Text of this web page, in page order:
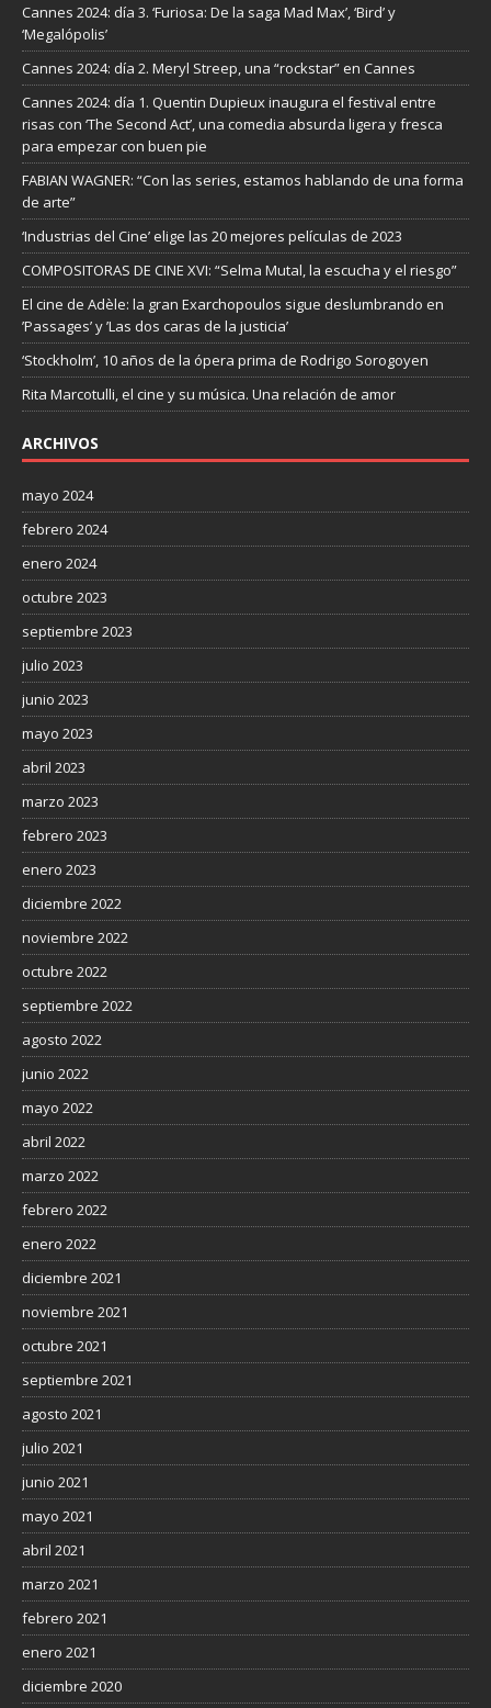
Cannes 2024: día 3. ‘Furiosa: De la saga Mad Max’, ‘Bird’ y
‘Megalópolis’
Cannes 2024: día 2. Meryl Streep, una “rockstar” en Cannes
Cannes 2024: día 1. Quentin Dupieux inaugura el festival entre
risas con ‘The Second Act’, una comedia absurda ligera y fresca
para empezar con buen pie
FABIAN WAGNER: “Con las series, estamos hablando de una forma
de arte”
‘Industrias del Cine’ elige las 20 mejores películas de 2023
COMPOSITORAS DE CINE XVI: “Selma Mutal, la escucha y el riesgo”
El cine de Adèle: la gran Exarchopoulos sigue deslumbrando en
’Passages’ y ’Las dos caras de la justicia’
‘Stockholm’, 10 años de la ópera prima de Rodrigo Sorogoyen
Rita Marcotulli, el cine y su música. Una relación de amor
ARCHIVOS
mayo 2024
febrero 2024
enero 2024
octubre 2023
septiembre 2023
julio 2023
junio 2023
mayo 2023
abril 2023
marzo 2023
febrero 2023
enero 2023
diciembre 2022
noviembre 2022
octubre 2022
septiembre 2022
agosto 2022
junio 2022
mayo 2022
abril 2022
marzo 2022
febrero 2022
enero 2022
diciembre 2021
noviembre 2021
octubre 2021
septiembre 2021
agosto 2021
julio 2021
junio 2021
mayo 2021
abril 2021
marzo 2021
febrero 2021
enero 2021
diciembre 2020